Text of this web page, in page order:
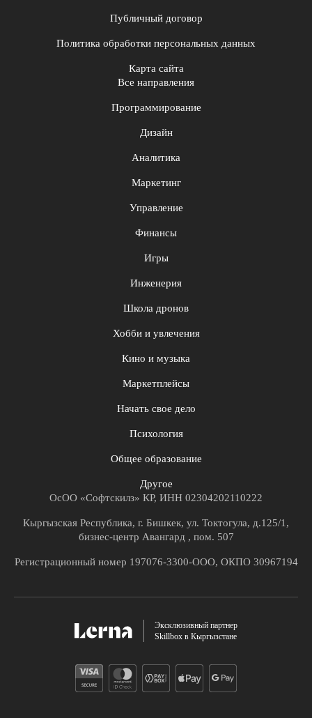
Публичный договор
Политика обработки персональных данных
Карта сайта
Все направления
Программирование
Дизайн
Аналитика
Маркетинг
Управление
Финансы
Игры
Инженерия
Школа дронов
Хобби и увлечения
Кино и музыка
Маркетплейсы
Начать свое дело
Психология
Общее образование
Другое
ОсОО «Софтскилз» КР, ИНН 02304202110222
Кыргызская Республика, г. Бишкек, ул. Токтогула, д.125/1,
бизнес-центр Авангард , пом. 507
Регистрационный номер 197076-3300-ООО, ОКПО 30967194
Эксклюзивный партнер
Skillbox в Кыргызстане